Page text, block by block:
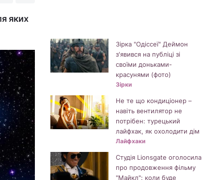
яких
Зірка "Одіссеї" Деймон
з'явився на публіці зі
своїми доньками-
красунями (фото)
Зірки
Не те що кондиціонер –
навіть вентилятор не
потрібен: турецький
лайфхак, як охолодити дім
Лайфхаки
Студія Lionsgate оголосила
про продовження фільму
"Майкл": коли буде